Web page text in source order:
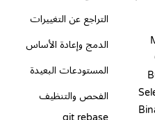
التراجع عن التغييرات
الدمج وإعادة الأساس
المستودعات البعيدة
الفحص والتنظيف
git rebase